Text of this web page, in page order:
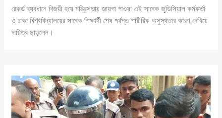
রেকর্ড ব্যবধানে বিজয়ী হয়ে মন্ত্রিসভায় জায়গা পাওয়া এই সাবেক জুডিসিয়াল কর্মকর্তা
ও ঢাকা বিশ্ববিদ্যালয়ের সাবেক শিক্ষার্থী শেষ পর্যন্ত শারীরিক অসুস্থতার কারণ দেখিয়ে
দায়িত্ব ছাড়লেন।